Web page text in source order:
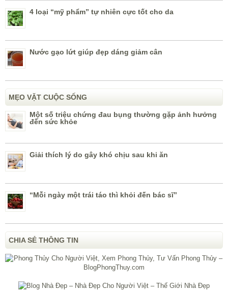
4 loại “mỹ phẩm” tự nhiên cực tốt cho da
Nước gạo lứt giúp đẹp dáng giảm cân
MẸO VẶT CUỘC SỐNG
Một số triệu chứng đau bụng thường gặp ảnh hưởng
đến sức khỏe
Giải thích lý do gây khó chịu sau khi ăn
“Mỗi ngày một trái táo thì khỏi đến bác sĩ”
CHIA SẺ THÔNG TIN